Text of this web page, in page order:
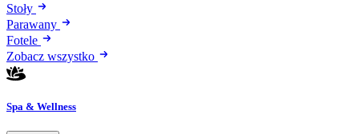
Stoły
Parawany
Fotele
Zobacz wszystko
Spa & Wellness